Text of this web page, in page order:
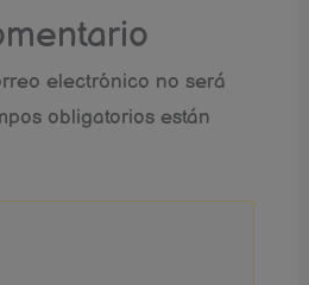
electrónico no será
obligatorios están